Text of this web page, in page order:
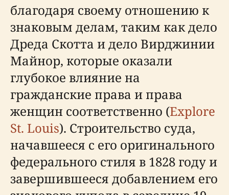
благодаря своему отношению к
знаковым делам, таким как дело
Дреда Скотта и дело Вирджинии
Майнор, которые оказали
глубокое влияние на
гражданские права и права
женщин соответственно (Explore
St. Louis). Строительство суда,
начавшееся с его оригинального
федерального стиля в 1828 году и
завершившееся добавлением его